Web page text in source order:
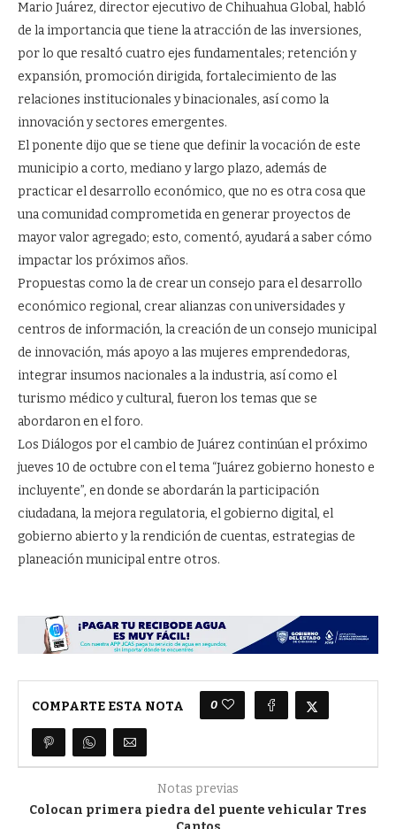
Mario Juárez, director ejecutivo de Chihuahua Global, habló
de la importancia que tiene la atracción de las inversiones,
por lo que resaltó cuatro ejes fundamentales; retención y
expansión, promoción dirigida, fortalecimiento de las
relaciones institucionales y binacionales, así como la
innovación y sectores emergentes.
El ponente dijo que se tiene que definir la vocación de este
municipio a corto, mediano y largo plazo, además de
practicar el desarrollo económico, que no es otra cosa que
una comunidad comprometida en generar proyectos de
mayor valor agregado; esto, comentó, ayudará a saber cómo
impactar los próximos años.
Propuestas como la de crear un consejo para el desarrollo
económico regional, crear alianzas con universidades y
centros de información, la creación de un consejo municipal
de innovación, más apoyo a las mujeres emprendedoras,
integrar insumos nacionales a la industria, así como el
turismo médico y cultural, fueron los temas que se
abordaron en el foro.
Los Diálogos por el cambio de Juárez continúan el próximo
jueves 10 de octubre con el tema “Juárez gobierno honesto e
incluyente”, en donde se abordarán la participación
ciudadana, la mejora regulatoria, el gobierno digital, el
gobierno abierto y la rendición de cuentas, estrategias de
planeación municipal entre otros.
COMPARTE ESTA NOTA 0
Notas previas
Colocan primera piedra del puente vehicular Tres